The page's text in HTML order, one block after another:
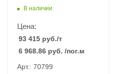
В наличии
Цена:
93 415 руб./т
6 968.86 руб. /пог.м
Арт.: 70799